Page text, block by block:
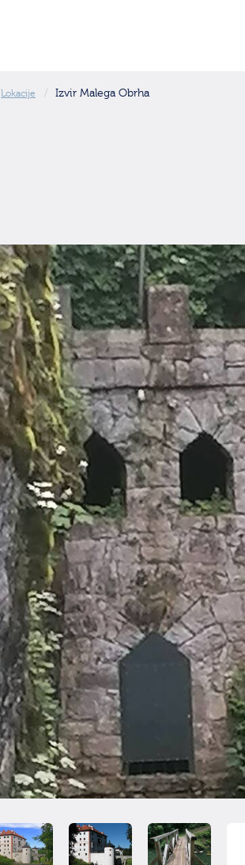
Lokacije Izvir Malega Obrha